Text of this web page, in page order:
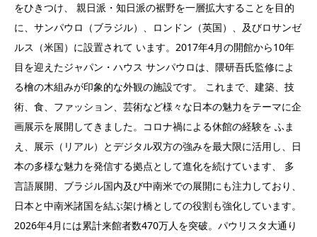
をひきつけ、 親日派・知日派の裾野を一層拡大することを目的
に、サンパウロ（ブラジル）、ロンドン（英国）、及びロサンゼ
ルス（米国）に設置されて います。2017年4月の開館から10年
目を迎えたジャパン・ハウス サンパウロは、隈研吾氏監修によ
る檜の木組みが印象的な外観の施設です。 これまで、建築、技
術、食、ファッション、芸術など様々な日本の魅力をテーマに企
画展示を展開してきました。コロナ禍による休館の経験を ふま
え、展示（リアル）とデジタル双方の強みを最大限に活用し、日
本の多様な魅力を発信する拠点として進化を続けています、 多
言語展開、ブラジル国内及び中南米での展開にも注力しており、
日本と中南米諸国を結ぶ架け橋としての役割も強化しています。
2026年4月には累計来館者数470万人を突破。パウリスタ大通り